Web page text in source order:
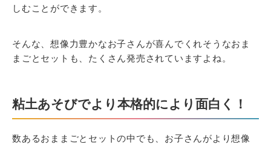
しむことができます。
そんな、想像力豊かなお子さんが喜んでくれそうなおま
まごとセットも、たくさん発売されていますよね。
粘土あそびでより本格的により面白く！
数あるおままごとセットの中でも、お子さんがより想像